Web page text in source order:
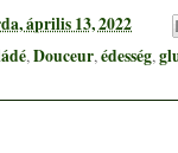
április 13, 2022
,Douceur,édesség,